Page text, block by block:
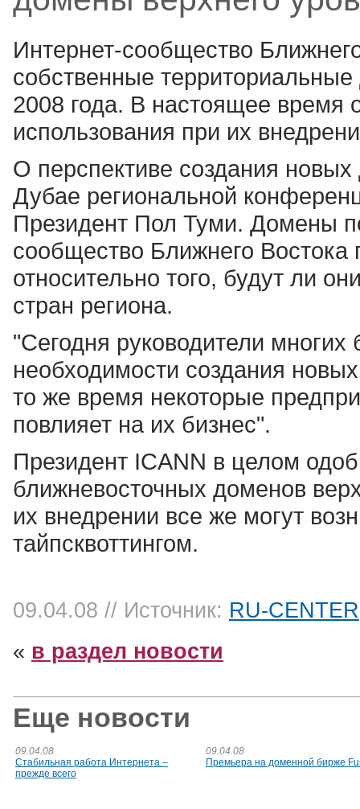
Интернет-сообщество
собственные
2008 года. В настоящее время
использования при их
О перспективе создания
Дубае региональной
Президент Пол Туми. Домены
сообщество Ближнего
относительно того, будут ли
стран региона.
"Сегодня руководители
необходимости создания
то же время некоторые
повлияет на их бизнес".
Президент ICANN в целом
ближневосточных доменов
их внедрении все же могут
тайпсквоттингом.
09.04.08 // Источник: RU-CENTER
« в раздел новости
Еще новости
09.04.08
Стабильная работа Интернета –
прежде всего
09.04.08
Премьера на доменной бирже